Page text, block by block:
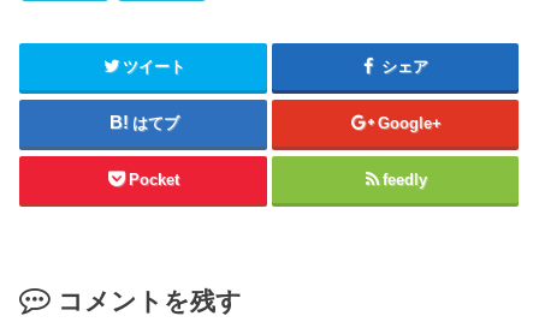
ツイート シェア
はてブ Google+
Pocket feedly
コメントを残す